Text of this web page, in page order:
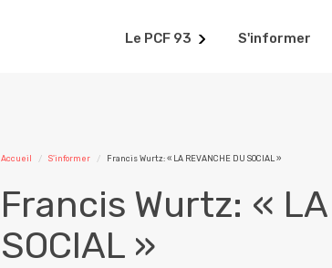
Le PCF 93 S'informer
Accueil S'informer Francis Wurtz: « LA REVANCHE DU SOCIAL »
Francis Wurtz: « LA
SOCIAL »